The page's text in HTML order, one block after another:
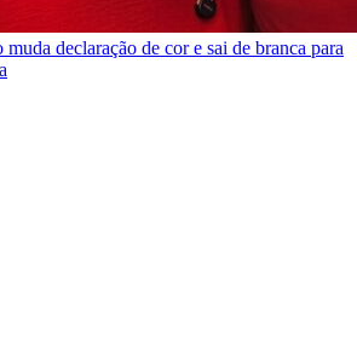
muda declaração de cor e sai de branca para